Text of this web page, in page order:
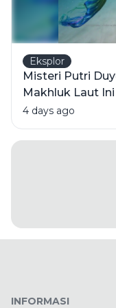
Eksplor
Misteri Putri
Makhluk Laut
4 days ago
INFORMASI